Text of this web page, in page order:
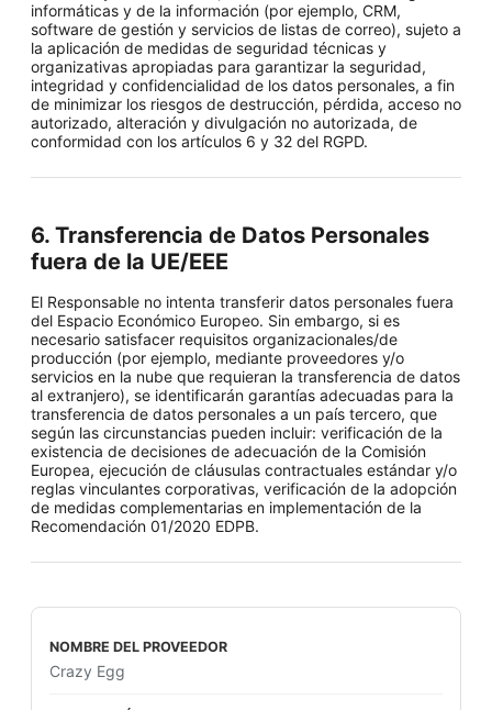
informáticas y de la información (por ejemplo, CRM,
software de gestión y servicios de listas de correo), sujeto a
la aplicación de medidas de seguridad técnicas y
organizativas apropiadas para garantizar la seguridad,
integridad y confidencialidad de los datos personales, a fin
de minimizar los riesgos de destrucción, pérdida, acceso no
autorizado, alteración y divulgación no autorizada, de
conformidad con los artículos 6 y 32 del RGPD.
6. Transferencia de Datos Personales
fuera de la UE/EEE
El Responsable no intenta transferir datos personales fuera
del Espacio Económico Europeo. Sin embargo, si es
necesario satisfacer requisitos organizacionales/de
producción (por ejemplo, mediante proveedores y/o
servicios en la nube que requieran la transferencia de datos
al extranjero), se identificarán garantías adecuadas para la
transferencia de datos personales a un país tercero, que
según las circunstancias pueden incluir: verificación de la
existencia de decisiones de adecuación de la Comisión
Europea, ejecución de cláusulas contractuales estándar y/o
reglas vinculantes corporativas, verificación de la adopción
de medidas complementarias en implementación de la
Recomendación 01/2020 EDPB.
Crazy Egg